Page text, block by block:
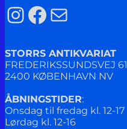
Instagram
Facebook
Mail
STORRS ANTIKVARIAT
FREDERIKSSUNDSVEJ 61
2400 KØBENHAVN NV
ÅBNINGSTIDER:
Onsdag til fredag kl. 12-17
Lørdag kl. 12-16